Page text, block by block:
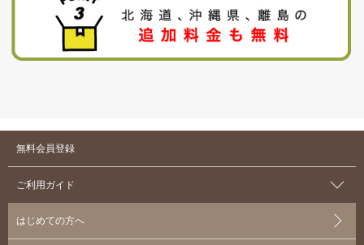
無料会員登録
ご利用ガイド
はじめての方へ